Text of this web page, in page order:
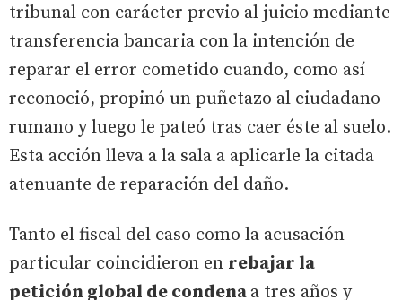
tribunal con carácter previo al juicio mediante
transferencia bancaria con la intención de
reparar el error cometido cuando, como así
reconoció, propinó un puñetazo al ciudadano
rumano y luego le pateó tras caer éste al suelo.
Esta acción lleva a la sala a aplicarle la citada
atenuante de reparación del daño.
Tanto el fiscal del caso como la acusación
particular coincidieron en rebajar la
petición global de condenaa tres años y